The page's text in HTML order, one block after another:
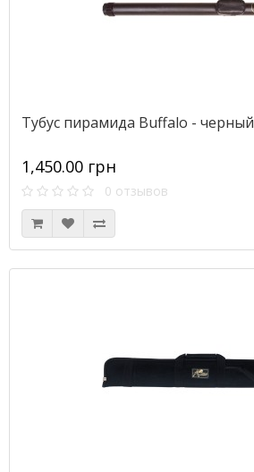
Тубус пирамида Buffalo - черный
1,450.00 грн
0 отзывов